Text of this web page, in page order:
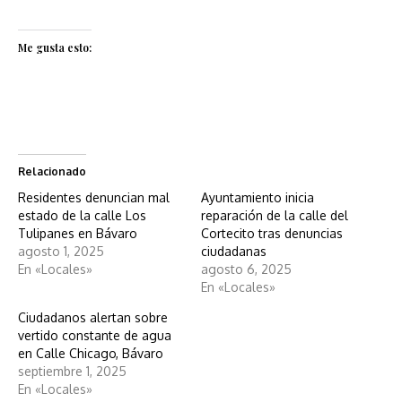
Me gusta esto:
Relacionado
Residentes denuncian mal
estado de la calle Los
Tulipanes en Bávaro
agosto 1, 2025
En «Locales»
Ayuntamiento inicia
reparación de la calle del
Cortecito tras denuncias
ciudadanas
agosto 6, 2025
En «Locales»
Ciudadanos alertan sobre
vertido constante de agua
en Calle Chicago, Bávaro
septiembre 1, 2025
En «Locales»